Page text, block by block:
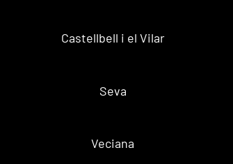
Castellbell i el Vilar
Seva
Veciana